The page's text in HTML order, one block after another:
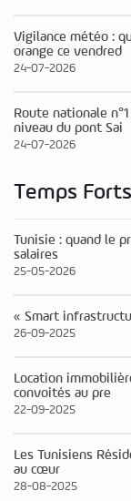
Vigilance météo :
orange ce vendred
24-07-2026
Route nationale
niveau du pont Sai
24-07-2026
Temps Forts
Tunisie : quand le
salaires
25-05-2026
« Smart
26-09-2025
Location
convoités au pre
22-09-2025
Les Tunisiens
au cœur
28-08-2025